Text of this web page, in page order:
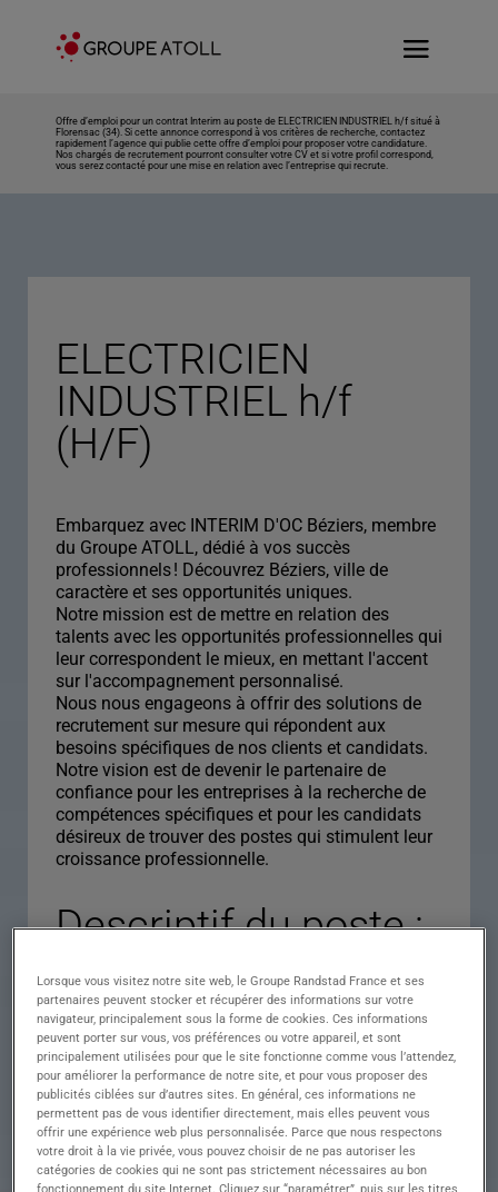
Offre d’emploi pour un contrat Interim au poste de ELECTRICIEN INDUSTRIEL h/f situé à
Florensac (34). Si cette annonce correspond à vos critères de recherche, contactez
rapidement l’agence qui publie cette offre d’emploi pour proposer votre candidature.
Nos chargés de recrutement pourront consulter votre CV et si votre profil correspond,
vous serez contacté pour une mise en relation avec l’entreprise qui recrute.
ELECTRICIEN
INDUSTRIEL h/f
(H/F)
Embarquez avec INTERIM D'OC Béziers, membre
du Groupe ATOLL, dédié à vos succès
professionnels ! Découvrez Béziers, ville de
caractère et ses opportunités uniques.
Notre mission est de mettre en relation des
talents avec les opportunités professionnelles qui
leur correspondent le mieux, en mettant l'accent
sur l'accompagnement personnalisé.
Nous nous engageons à offrir des solutions de
recrutement sur mesure qui répondent aux
besoins spécifiques de nos clients et candidats.
Notre vision est de devenir le partenaire de
confiance pour les entreprises à la recherche de
compétences spécifiques et pour les candidats
désireux de trouver des postes qui stimulent leur
croissance professionnelle.
Descriptif du poste :
ELECTRICIEN
INDUSTRIEL h/f
Descriptif du poste : INTERIM D'OC Béziers
recrute : ÉLECTRICIEN INDUSTRIEL H/F
Lieu : Florensac
Type de contrat : Mission intérim – à pourvoir
rapidement
Lorsque vous visitez notre site web, le Groupe Randstad France et ses
partenaires peuvent stocker et récupérer des informations sur votre
navigateur, principalement sous la forme de cookies. Ces informations
peuvent porter sur vous, vos préférences ou votre appareil, et sont
principalement utilisées pour que le site fonctionne comme vous l’attendez,
pour améliorer la performance de notre site, et pour vous proposer des
publicités ciblées sur d’autres sites. En général, ces informations ne
permettent pas de vous identifier directement, mais elles peuvent vous
offrir une expérience web plus personnalisée. Parce que nous respectons
votre droit à la vie privée, vous pouvez choisir de ne pas autoriser les
catégories de cookies qui ne sont pas strictement nécessaires au bon
fonctionnement du site Internet. Cliquez sur “paramétrer”, puis sur les titres